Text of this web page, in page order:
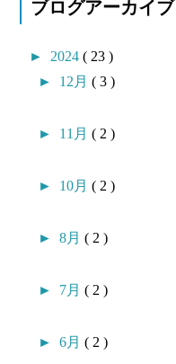
ブログアーカイブ
► 2024( 23 )
► 12月( 3 )
► 11月( 2 )
► 10月( 2 )
►8月( 2 )
► 7月( 2 )
►6月( 2 )